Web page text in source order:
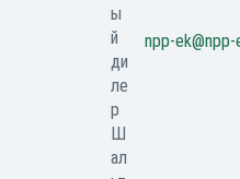
npp-ek@npp-